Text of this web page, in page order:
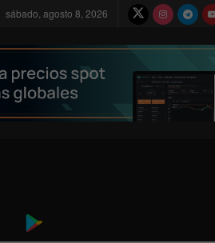
sábado, agosto 8, 2026